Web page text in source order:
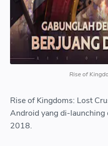
Empires width 640 a td tr
span style text align left
satu ini mirip mirip langkah
Di game ini Anda akan
Anda kontrol Terdaftar
Rise of
Rise of Kingdoms: Lost
Android yang di-launching
2018.